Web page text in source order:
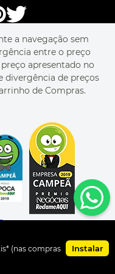
a navegação sem
entre o preço
apresentado no
divergência de preços
de Compras.
(nas compras
Instalar